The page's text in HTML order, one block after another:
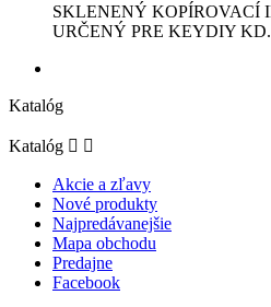
SKLENENÝ KOPÍROVACÍ
URČENÝ PRE KEYDIY KD.
Katalóg
Katalóg  
Akcie a zľavy
Nové produkty
Najpredávanejšie
Mapa obchodu
Predajne
Facebook